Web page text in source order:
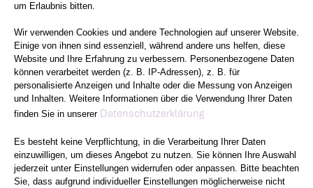
um Erlaubnis bitten.
Wir verwenden Cookies und andere Technologien auf unserer Website.
Einige von ihnen sind essenziell, während andere uns helfen, diese
Website und Ihre Erfahrung zu verbessern. Personenbezogene Daten
können verarbeitet werden (z. B. IP-Adressen), z. B. für
personalisierte Anzeigen und Inhalte oder die Messung von Anzeigen
und Inhalten. Weitere Informationen über die Verwendung Ihrer Daten
finden Sie in unserer Datenschutzerklärung
Es besteht keine Verpflichtung, in die Verarbeitung Ihrer Daten
einzuwilligen, um dieses Angebot zu nutzen. Sie können Ihre Auswahl
jederzeit unter Einstellungen widerrufen oder anpassen. Bitte beachten
Sie, dass aufgrund individueller Einstellungen möglicherweise nicht
Axeptio consent